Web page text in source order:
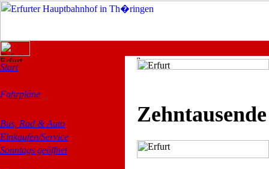
Start
Fahrpläne
Bus, Rad & Auto
Einkaufen/Service
Sonntags geöffnet